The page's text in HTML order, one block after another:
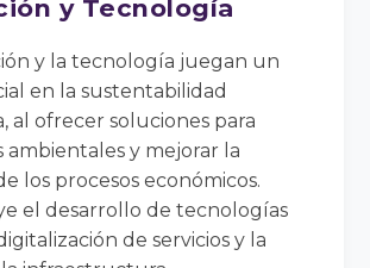
y Tecnología
y la tecnología juegan un
en la sustentabilidad
al ofrecer soluciones para
ambientales y mejorar la
los procesos económicos.
el desarrollo de tecnologías
de servicios y la